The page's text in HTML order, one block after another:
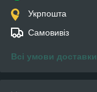
Укрпошта
Самовивіз
Всі умови доставки